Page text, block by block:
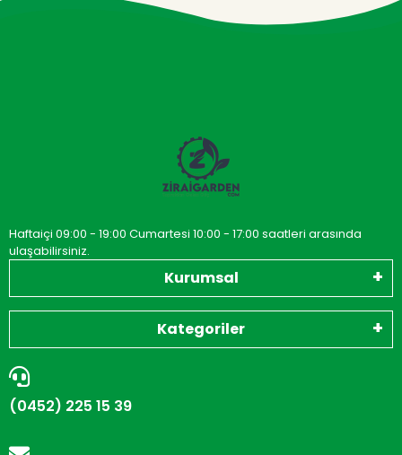
Haftaiçi 09:00 - 19:00 Cumartesi 10:00 - 17:00 saatleri arasında
ulaşabilirsiniz.
Kurumsal
Kategoriler
(0452) 225 15 39